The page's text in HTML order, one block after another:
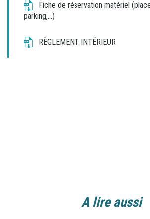
Fiche de réservation matériel
parking,...)
RÈGLEMENT INTÉRIEUR
A lire aussi